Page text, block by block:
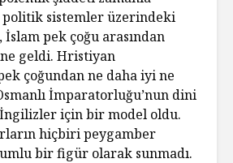
sistemler üzerindeki
pek çoğu arasından
geldi. Hristiyan
çoğundan ne daha iyi ne
İmparatorluğu’nun dini
İngilizler için bir model oldu.
hiçbiri peygamber
bir figür olarak sunmadı.